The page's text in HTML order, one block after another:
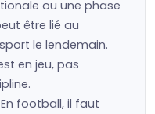
ou une phase
être lié au
le lendemain.
en jeu, pas
football, il faut